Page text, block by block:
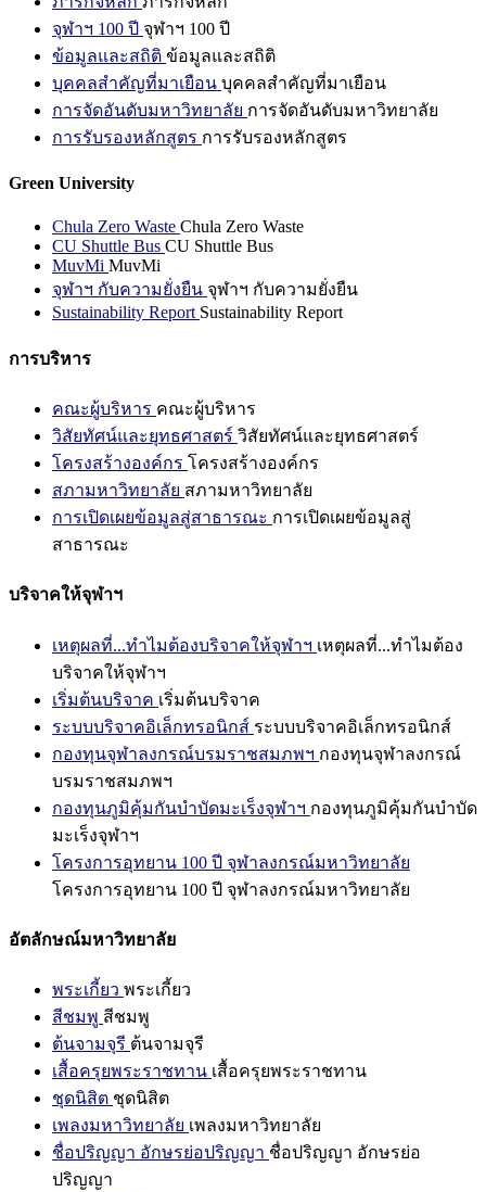
จุฬาฯ 100 ปี จุฬาฯ 100 ปี
ข้อมูลและสถิติ ข้อมูลและสถิติ
บุคคลสำคัญที่มาเยือน บุคคลสำคัญที่มาเยือน
การจัดอันดับมหาวิทยาลัย การจัดอันดับมหาวิทยาลัย
การรับรองหลักสูตร การรับรองหลักสูตร
Green University
Chula Zero Waste Chula Zero Waste
CU Shuttle Bus CU Shuttle Bus
MuvMi MuvMi
จุฬาฯ กับความยั่งยืน จุฬาฯ กับความยั่งยืน
Sustainability Report Sustainability Report
การบริหาร
คณะผู้บริหาร คณะผู้บริหาร
วิสัยทัศน์และยุทธศาสตร์ วิสัยทัศน์และยุทธศาสตร์
โครงสร้างองค์กร โครงสร้างองค์กร
สภามหาวิทยาลัย สภามหาวิทยาลัย
การเปิดเผยข้อมูลสู่สาธารณะ การเปิดเผยข้อมูลสู่
สาธารณะ
บริจาคให้จุฬาฯ
เหตุผลที่...ทำไมต้องบริจาคให้จุฬาฯ เหตุผลที่...ทำไมต้อง
บริจาคให้จุฬาฯ
เริ่มต้นบริจาค เริ่มต้นบริจาค
ระบบบริจาคอิเล็กทรอนิกส์ ระบบบริจาคอิเล็กทรอนิกส์
กองทุนจุฬาลงกรณ์บรมราชสมภพฯ กองทุนจุฬาลงกรณ์
บรมราชสมภพฯ
กองทุนภูมิคุ้มกันบำบัดมะเร็งจุฬาฯ กองทุนภูมิคุ้มกันบำบัด
มะเร็งจุฬาฯ
โครงการอุทยาน 100 ปี จุฬาลงกรณ์มหาวิทยาลัย
โครงการอุทยาน 100 ปี จุฬาลงกรณ์มหาวิทยาลัย
อัตลักษณ์มหาวิทยาลัย
พระเกี้ยว พระเกี้ยว
สีชมพู สีชมพู
ต้นจามจุรี ต้นจามจุรี
เสื้อครุยพระราชทาน เสื้อครุยพระราชทาน
ชุดนิสิต ชุดนิสิต
เพลงมหาวิทยาลัย เพลงมหาวิทยาลัย
ชื่อปริญญา อักษรย่อปริญญา ชื่อปริญญา อักษรย่อ
ปริญญา